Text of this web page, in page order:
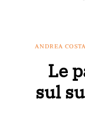
ANDREA
Le
sul